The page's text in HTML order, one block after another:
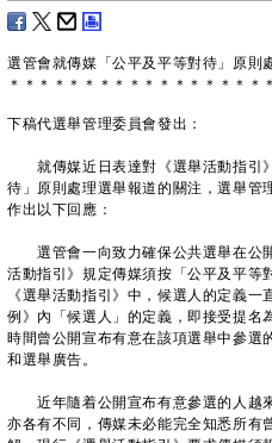
選管會就傳媒「公平及平等對待」原則
＊ ＊ ＊ ＊ ＊ ＊ ＊ ＊ ＊ ＊ ＊ ＊ ＊ ＊ ＊ ＊ ＊ ＊
下稿代選舉管理委員會發出：
就傳媒近日表達對《選舉活動指引
待」原則處理選舉報道的關注，選舉管
作出以下回應：
選管會一向致力確保公共選舉在公
活動指引》規定傳媒須按「公平及平等
《選舉活動指引》中，候選人的定義
例》內「候選人」的定義，即接受提名
時間曾公開宣布有意在該項選舉中參選
和選舉廣告。
近年隨着公開宣布有意參選的人越
亦各有不同，傳媒未必能完全知悉所有